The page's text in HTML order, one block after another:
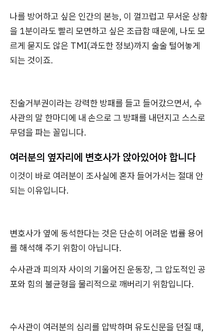
나를 방어하고 싶은 인간의 본능, 이 껄끄럽고 무서운 상황
을 1분이라도 빨리 모면하고 싶은 조급함 때문에, 나도 모
르게 묻지도 않은 TMI(과도한 정보)까지 술술 털어놓게
되는 것이죠.
진술거부권이라는 강력한 방패를 들고 들어갔으면서, 수
사관의 말 한마디에 내 손으로 그 방패를 내던지고 스스로
무덤을 파는 꼴입니다.
여러분의 옆자리에 변호사가 앉아있어야 합니다
이것이 바로 여러분이 조사실에 혼자 들어가서는 절대 안
되는 이유입니다.
변호사가 옆에 동석한다는 것은 단순히 어려운 법률 용어
를 해석해 주기 위함이 아닙니다.
수사관과 피의자 사이의 기울어진 운동장, 그 압도적인 공
포와 힘의 불균형을 물리적으로 깨버리기 위함입니다.
수사관이 여러분의 심리를 압박하며 유도신문을 던질 때,